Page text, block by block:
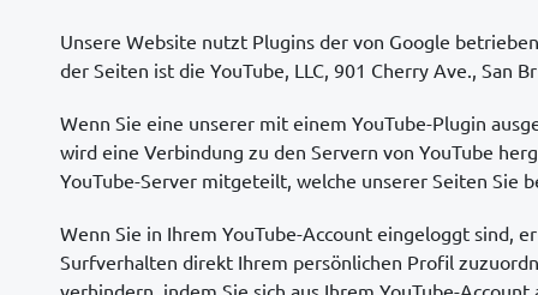
Unsere Website nutzt Plugins der von Google
der Seiten ist die YouTube, LLC, 901 Cherry Ave., San
Wenn Sie eine unserer mit einem YouTube-Plugin
wird eine Verbindung zu den Servern von YouTube
YouTube-Server mitgeteilt, welche unserer Seiten Sie
Wenn Sie in Ihrem YouTube-Account eingeloggt sind,
Surfverhalten direkt Ihrem persönlichen Profil
verhindern, indem Sie sich aus Ihrem YouTube-Account